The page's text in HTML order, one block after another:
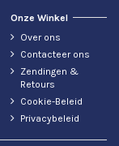
Onze Winkel
Over ons
Contacteer ons
Zendingen &
Retours
Cookie-Beleid
Privacybeleid